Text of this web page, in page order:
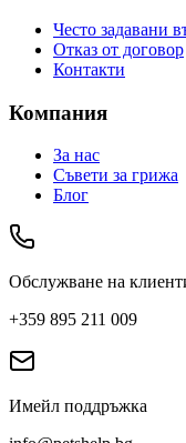
Често задавани
Отказ от договор
Контакти
Компания
За нас
Съвети за грижа
Блог
Обслужване на
+359 895 211 009
Имейл поддръжка